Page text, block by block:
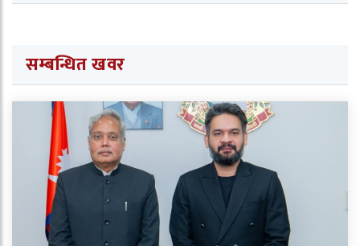
सम्बन्धित खवर